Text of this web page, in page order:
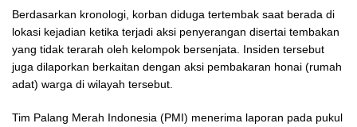
Berdasarkan kronologi, korban diduga tertembak saat berada di
lokasi kejadian ketika terjadi aksi penyerangan disertai tembakan
yang tidak terarah oleh kelompok bersenjata. Insiden tersebut
juga dilaporkan berkaitan dengan aksi pembakaran honai (rumah
adat) warga di wilayah tersebut.
Tim Palang Merah Indonesia (PMI) menerima laporan pada pukul